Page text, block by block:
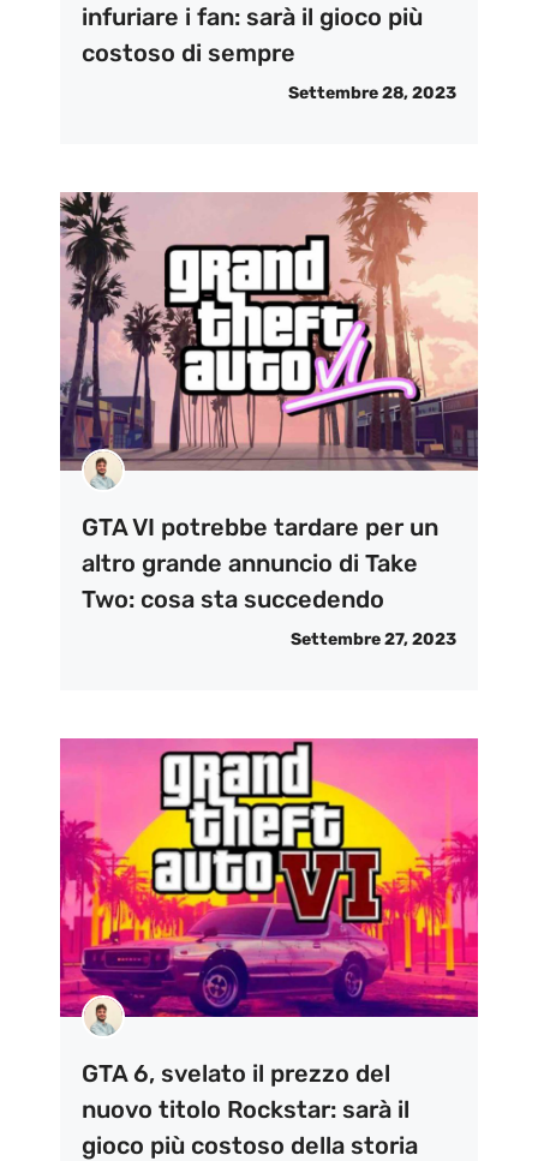
infuriare i fan: sarà il gioco più
costoso di sempre
Settembre 28, 2023
GTA VI potrebbe tardare per un
altro grande annuncio di Take
Two: cosa sta succedendo
Settembre 27, 2023
GTA 6, svelato il prezzo del
nuovo titolo Rockstar: sarà il
gioco più costoso della storia